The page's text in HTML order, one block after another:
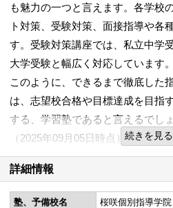
も魅力の一つと言えます。各学校
ト対策、受験対策、面接指導や各
す。受験対策講座では、私立中学
大学受験と幅広く対応しています。
このように、できるまで徹底した
は、志望校合格や目標達成を目指
する、学習塾であると言えるでしょ
（2025年09月05日時点）続きを見る
詳細情報
塾、予備校名
桜咲個別指導学院